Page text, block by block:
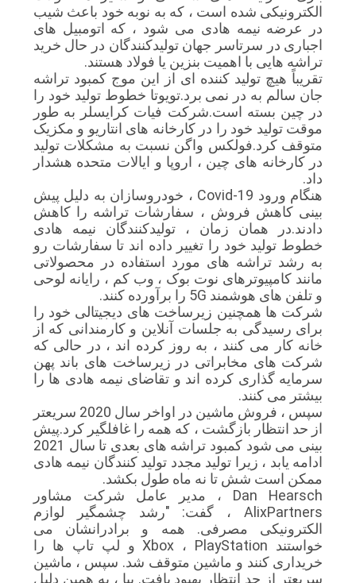
الکترونیکی شده است ، که به نوبه خود باعث شیب
در عرضه نیمه هادی می شود ، که اتومبیل های
اجباری در سرتاسر جهان تولیدکنندگان در حال خرید
تراشه هایی با اهمیت بنزین یا فولاد هستند.
تقریباً هیچ تولید کننده ای از این موج کمبود تراشه
جان سالم به در نمی برد.تویوتا خطوط تولید خود را
در چین بسته است.شرکت فیات کرایسلر به طور
موقت تولید خود را در کارخانه های انتاریو و مکزیک
متوقف کرد.فولکس واگن نسبت به مشکلات تولید
در کارخانه های چین ، اروپا و ایالات متحده هشدار
داد.
هنگام ورود Covid-19 ، خودروسازان به دلیل پیش
بینی کاهش فروش ، سفارشات تراشه را کاهش
دادند.در همان زمان ، تولیدکنندگان نیمه هادی
خطوط تولید خود را تغییر داده اند تا سفارشات رو
به رشد تراشه های مورد استفاده در محصولاتی
مانند کامپیوترهای نوت بوک ، وب کم ، رایانه لوحی
و تلفن های هوشمند 5G را برآورده کنند.
شرکت ها همچنین زیرساخت های دیجیتالی خود را
برای رسیدگی به جلسات آنلاین و کارمندانی که از
خانه کار می کنند ، به روز کرده اند ، در حالی که
شرکت های مخابراتی در زیرساخت های باند پهن
سرمایه گذاری کرده اند و تقاضای نیمه هادی ها را
بیشتر می کنند.
سپس ، فروش ماشین در اواخر سال 2020 سریعتر
از حد انتظار بازگشت ، که همه را غافلگیر کرد.پیش
بینی می شود کمبود تراشه های بعدی تا سال 2021
ادامه یابد ، زیرا تولید مجدد تولید کنندگان نیمه هادی
ممکن است شش تا نه ماه طول بکشد.
Dan Hearsch ، مدیر عامل شرکت مشاور
AlixPartners ، گفت: "رشد چشمگیر لوازم
الکترونیکی مصرفی. همه و برادرانشان می
خواستند Xbox ، PlayStation و لپ تاپ ها را
خریداری کنند و ماشین متوقف شد. سپس ، ماشین
سریعتر از حد انتظار بهبود یافت. بیا ، به همین دلیل